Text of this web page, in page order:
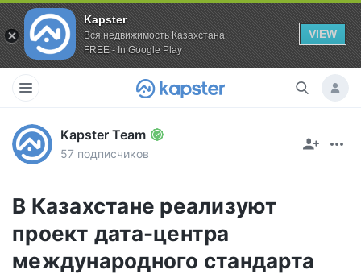
Kapster
Вся недвижимость Казахстана
FREE - In Google Play
VIEW
Kapster Team
57 подписчиков
В Казахстане реализуют
проект дата-центра
международного стандарта